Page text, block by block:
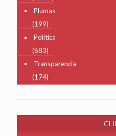
Plumas
(199)
Política
(683)
Transparencia
(174)